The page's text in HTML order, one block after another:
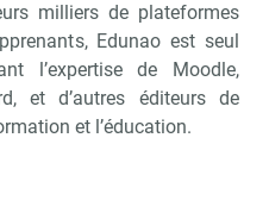
milliers de plateformes
Edunao est seul
l’expertise de Moodle,
et d’autres éditeurs de
et l’éducation.